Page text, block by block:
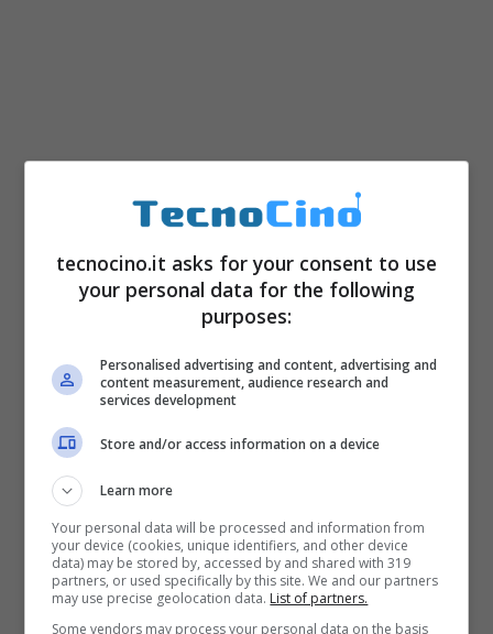
tecnocino.it asks for your consent to use
your personal data for the following
purposes:
Personalised advertising and content, advertising and
content measurement, audience research and
services development
Store and/or access information on a device
Learn more
Your personal data will be processed and information from
your device (cookies, unique identifiers, and other device
data) may be stored by, accessed by and shared with 319
partners, or used specifically by this site. We and our partners
may use precise geolocation data. List of partners.
Some vendors may process your personal data on the basis